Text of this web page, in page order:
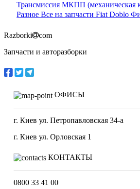
Трансмиссия МКПП (механическая
Разное Все на запчасти Fiat Doblo
Razborki
com
Запчасти и авторазборки
ОФИСЫ
г. Киев ул. Петропавловская 34-а
г. Киев ул. Орловская 1
КОНТАКТЫ
0800 33 41 00